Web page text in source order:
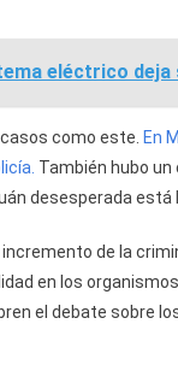
eléctrico
como este. En
También hubo
desesperada está
de la
en los
el debate sobre